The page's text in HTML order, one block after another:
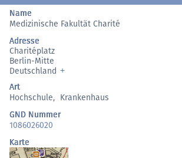
Name
Medizinische Fakultät Charité
Adresse
Charitéplatz
Berlin-Mitte
Deutschland
Art
Hochschule, Krankenhaus
GND Nummer
1086026020
Karte